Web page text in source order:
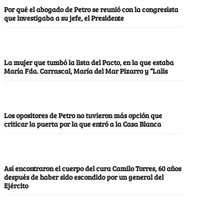
Por qué el abogado de Petro se reunió con la congresista
que investigaba a su jefe, el Presidente
La mujer que tumbó la lista del Pacto, en la que estaba
María Fda. Carrascal, María del Mar Pizarro y “Lalis
Los opositores de Petro no tuvieron más opción que
criticar la puerta por la que entró a la Casa Blanca
Así encontraron el cuerpo del cura Camilo Torres, 60 años
después de haber sido escondido por un general del
Ejército